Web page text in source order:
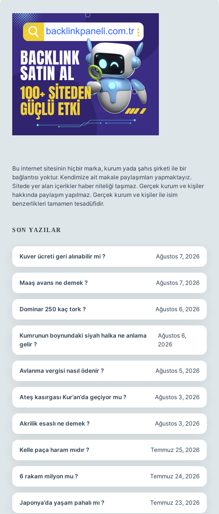
SIDEBAR
Bu internet sitesinin hiçbir marka, kurum yada şahıs şirketi ile bir
bağlantısı yoktur. Kendimize ait makale paylaşımları yapmaktayız.
Sitede yer alan içerikler haber niteliği taşımaz. Gerçek kurum ve kişiler
hakkında paylaşım yapılmaz. Gerçek kurum ve kişiler ile isim
benzerlikleri tamamen tesadüfidir.
SON YAZILAR
Kuver ücreti geri alınabilir mi ? Ağustos 7, 2026
Maaş avans ne demek ? Ağustos 7, 2026
Dominar 250 kaç tork ? Ağustos 6, 2026
Kumrunun boynundaki siyah halka ne anlama
gelir ?
Ağustos 6,
2026
Avlanma vergisi nasıl ödenir ? Ağustos 5, 2026
Ateş kasırgası Kur’an’da geçiyor mu ? Ağustos 3, 2026
Akrilik esaslı ne demek ? Ağustos 3, 2026
Kelle paça haram mıdır ? Temmuz 25, 2026
6 rakam milyon mu ? Temmuz 24, 2026
Japonya’da yaşam pahalı mı ? Temmuz 23, 2026